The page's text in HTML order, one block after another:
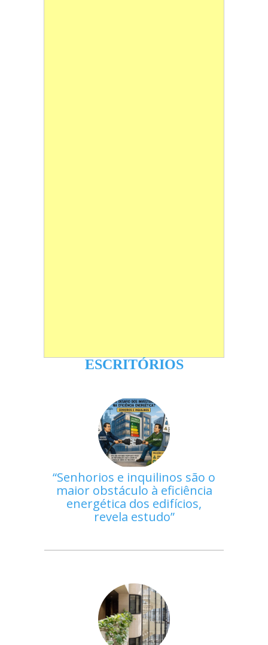
ESCRITÓRIOS
Senhorios e inquilinos são o
maior obstáculo à eficiência
energética dos edifícios,
revela estudo